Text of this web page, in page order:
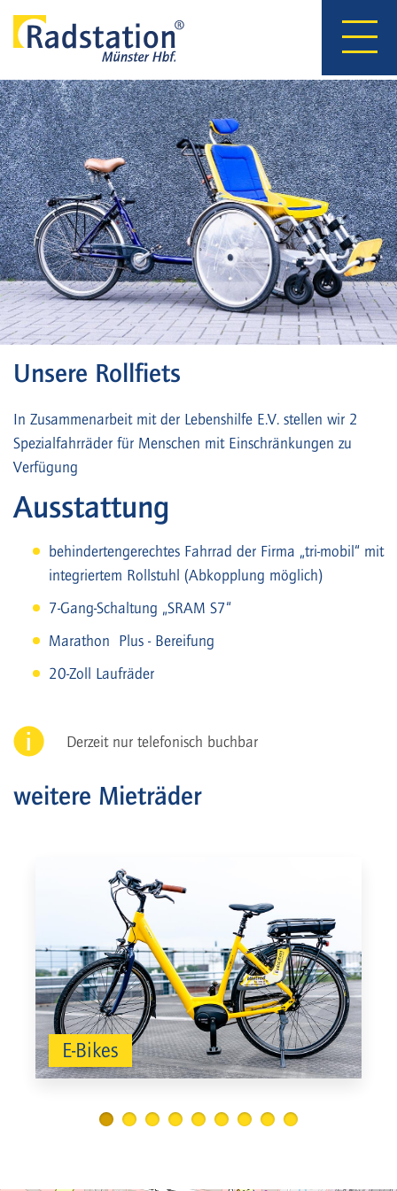
Direkt
zum
Hauptnavigation
Unsere Rollfiets
In Zusammenarbeit mit der Lebenshilfe E.V. stellen wir 2
Spezialfahrräder für Menschen mit Einschränkungen zu
Verfügung
Ausstattung
behindertengerechtes Fahrrad der Firma „tri-mobil“ mit
integriertem Rollstuhl (Abkopplung möglich)
7-Gang-Schaltung „SRAM S7“
Marathon Plus - Bereifung
20-Zoll Laufräder
Derzeit nur telefonisch buchbar
weitere Mieträder
E-Bikes
1 2 3 4 5